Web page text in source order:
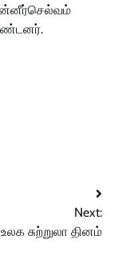
Next:
உலக சுற்றுலா தினம்